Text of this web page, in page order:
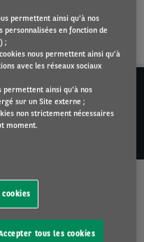
91 801
NOUS CONTACTER
permettent ainsi qu'à nos
personnalisées en fonction de
;
nous permettent ainsi qu'à
avec les réseaux sociaux
permettent ainsi qu'à nos
sur un Site externe ;
non strictement nécessaires
moment.
tous les cookies